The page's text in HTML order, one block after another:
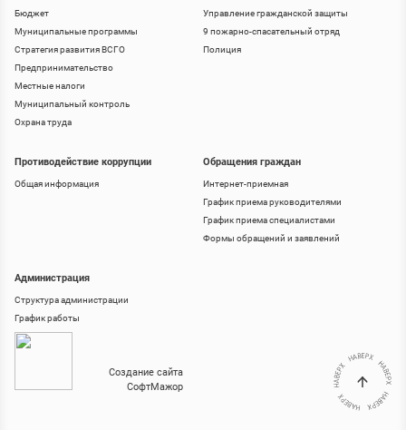
Бюджет
Муниципальные программы
Стратегия развития ВСГО
Предпринимательство
Местные налоги
Муниципальный контроль
Охрана труда
Управление гражданской защиты
9 пожарно-спасательный отряд
Полиция
Противодействие коррупции
Общая информация
Обращения граждан
Интернет-приемная
График приема руководителями
График приема специалистами
Формы обращений и заявлений
Администрация
Структура администрации
График работы
Создание сайта
СофтМажор